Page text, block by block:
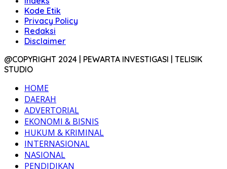
Kode Etik
Privacy Policy
Redaksi
Disclaimer
@COPYRIGHT 2024 | PEWARTA INVESTIGASI | TELISIK
STUDIO
HOME
DAERAH
ADVERTORIAL
EKONOMI & BISNIS
HUKUM & KRIMINAL
INTERNASIONAL
NASIONAL
PENDIDIKAN